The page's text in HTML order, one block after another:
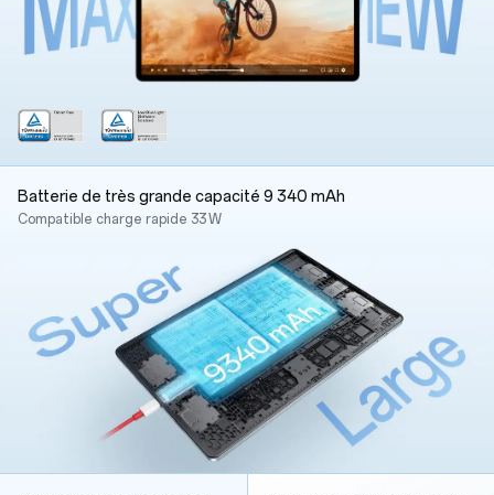
Batterie de très grande capacité 9 340 mAh
Compatible charge rapide 33 W